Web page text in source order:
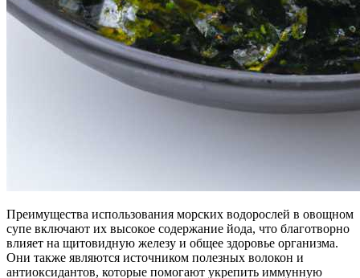
Преимущества использования морских водорослей в овощном
супе включают их высокое содержание йода, что благотворно
влияет на щитовидную железу и общее здоровье организма.
Они также являются источником полезных волокон и
антиоксидантов, которые помогают укрепить иммунную